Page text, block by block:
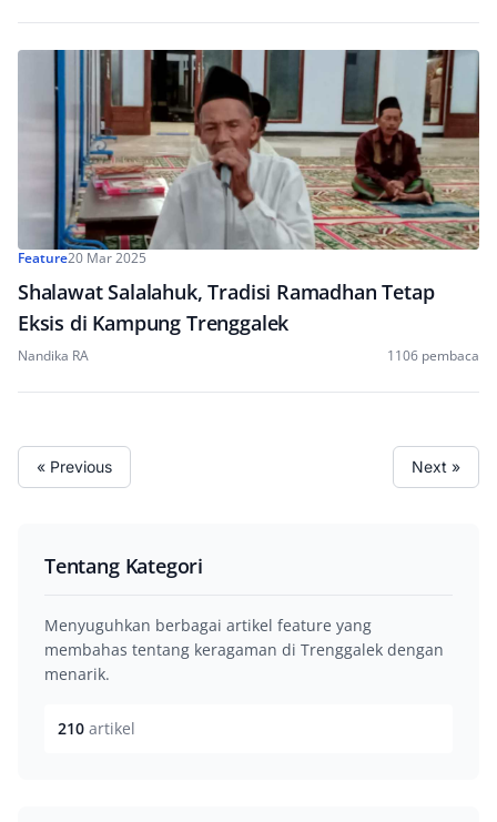
Feature20 Mar 2025
Shalawat Salalahuk, Tradisi Ramadhan Tetap
Eksis di Kampung Trenggalek
Nandika RA 1106 pembaca
« Previous Next »
Tentang Kategori
Menyuguhkan berbagai artikel feature yang
membahas tentang keragaman di Trenggalek dengan
menarik.
210 artikel